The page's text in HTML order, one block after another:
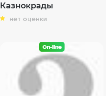
Казнокрады
нет оценки